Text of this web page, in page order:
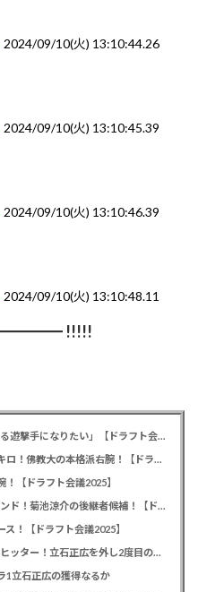
2024/09/10(火) 13:10:44.26
2024/09/10(火) 13:10:45.39
2024/09/10(火) 13:10:46.39
2024/09/10(火) 13:10:48.11
!!!!!
カープドラ6西川篤夢！「日本を代表する遊撃手になりたい」【ドラフト会議2025】
カープドラ5赤木晴哉！191cm最速153キロ！佛教大の本格派右腕！【ドラフト会議2025】
【ドラフト会議2025】
カープドラ3勝田成！近畿大163cmセカンド！菊池涼介の後継者候補！【ドラフト会議2025】
！【ドラフト会議2025】
カープドラ1平川蓮！187cmのスイッチヒッター！立石正広を外し2度目の重複も新井監督がクジを引き当てる！【ドラフト会議2025】
1立石正広の獲得なるか